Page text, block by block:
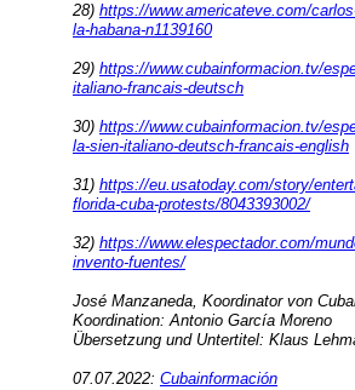
28) https://www.americateve.com/
la-habana-n1139160
29) https://www.cubainformacion.tv/
italiano-francais-deutsch
30) https://www.cubainformacion.tv/
la-sien-italiano-deutsch-francais-english
31) https://eu.usatoday.com/story/
florida-cuba-protests/8043393002/
32) https://www.elespectador.com/
invento-fuentes/
José Manzaneda, Koordinator von
Koordination: Antonio García Moreno
Übersetzung und Untertitel: Klaus
07.07.2022: Cubainformación